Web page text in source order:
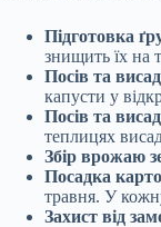
Підготовка
знищить їх на
Посів та
капусти у
Посів та
теплицях
Збір врожаю
Посадка
травня. У
Захист від